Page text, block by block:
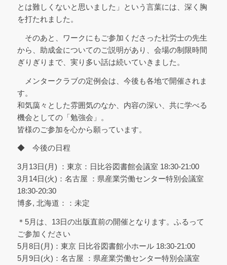
とは難しくないと思いました」という言葉には、深く胸
を打たれました。
そのあと、ワークにもご参加くださった社労士の先生
から、助成金についてのご説明があり、会場の制限時間
ぎりぎりまで、実り多い話は続いていきました。
メンタークラブの定例会は、今後も各地で開催されま
す。
和気藹々とした雰囲気のなか、内容の深い、共に学べる
機会としての「勉強会」。
皆様のご参加を心から願っています。
◆ 今後の日程
3月13日(月) ：東京：日比谷図書館会議室 18:30-21:00
3月14日(火)：名古屋 ：県産業労働センター特別会議室
18:30-20:30
博多, 北海道：：未定
＊5月は、13日の出版直前の開催となります。ふるって
ご参加ください
5月8日(月)：東京 日比谷図書館小ホール 18:30-21:00
5月9日(火)：名古屋 ：県産業労働センター特別会議室